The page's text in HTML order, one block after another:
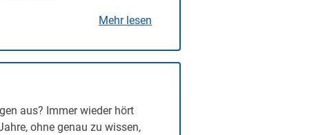
Mehr lesen
aus? Immer wieder hört
ohne genau zu wissen,